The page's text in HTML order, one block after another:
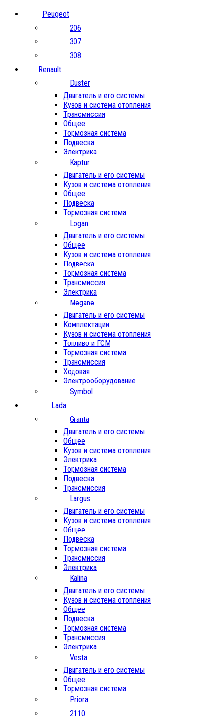
Peugeot
206
307
308
Renault
Duster
Двигатель и его системы
Кузов и система отопления
Трансмиссия
Общее
Тормозная система
Подвеска
Электрика
Kaptur
Двигатель и его системы
Кузов и система отопления
Общее
Подвеска
Тормозная система
Logan
Двигатель и его системы
Общее
Кузов и система отопления
Подвеска
Тормозная система
Трансмиссия
Электрика
Megane
Двигатель и его системы
Комплектации
Кузов и система отопления
Топливо и ГСМ
Тормозная система
Трансмиссия
Ходовая
Электрооборудование
Symbol
Lada
Granta
Двигатель и его системы
Общее
Кузов и система отопления
Электрика
Тормозная система
Подвеска
Трансмиссия
Largus
Двигатель и его системы
Кузов и система отопления
Общее
Подвеска
Тормозная система
Трансмиссия
Электрика
Kalina
Двигатель и его системы
Кузов и система отопления
Общее
Подвеска
Тормозная система
Трансмиссия
Электрика
Vesta
Двигатель и его системы
Общее
Тормозная система
Priora
2110